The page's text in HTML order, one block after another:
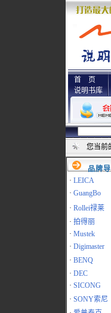
首 页
说明书库
您当前
品牌
· LEICA
· GuangBo
· Rollei禄莱
· 拍得丽
· Mustek
· Digimaster
· BENQ
· DEC
· SICONG
· SONY索尼